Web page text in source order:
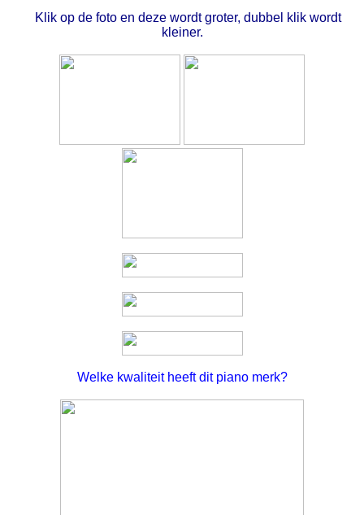
Klik op de foto en deze wordt groter, dubbel klik wordt
kleiner.
Welke kwaliteit heeft dit piano merk?